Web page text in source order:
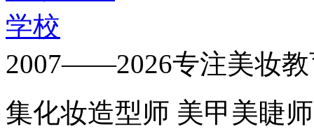
2007——2026专注美妆教
集化妆造型师 美甲美睫